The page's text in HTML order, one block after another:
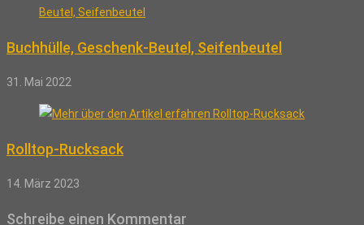
Buchhülle, Geschenk-Beutel, Seifenbeutel
31. Mai 2022
Rolltop-Rucksack
14. März 2023
Schreibe einen Kommentar